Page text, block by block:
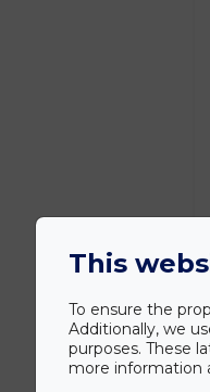
This
To ensure the
Additionally, we
purposes. These
more information